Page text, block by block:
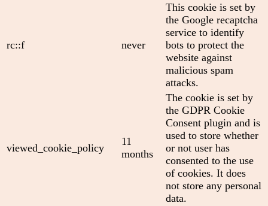
rc::f never
This cookie is set by
the Google recaptcha
service to identify
bots to protect the
website against
malicious spam
attacks.
viewed_cookie_policy
11
months
The cookie is set by
the GDPR Cookie
Consent plugin and is
used to store whether
or not user has
consented to the use
of cookies. It does
not store any personal
data.